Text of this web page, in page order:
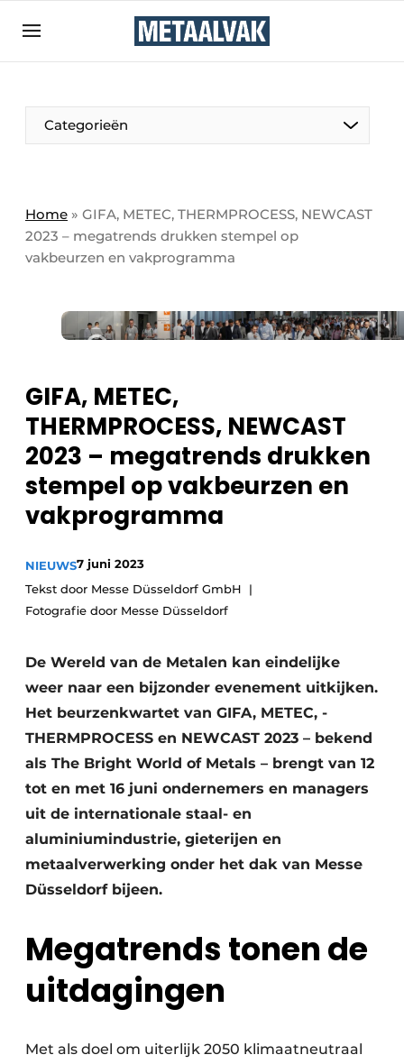
Bedrijven
Contact
Eigen content aanleveren
Evenement aanmelden
Nieuwsbrief
Privacy / Cookie statement
Vacature aanmelden
Vacatures
Video’s
Categorieën
Home » GIFA, METEC, THERMPROCESS, NEWCAST
2023 – megatrends drukken stempel op
vakbeurzen en vakprogramma
GIFA, METEC,
THERMPROCESS, NEWCAST
2023 – megatrends drukken
stempel op vakbeurzen en
vakprogramma
NIEUWS7 juni 2023
Tekst door Messe Düsseldorf GmbH
Fotografie door Messe Düsseldorf
De Wereld van de Metalen kan eindelijke
weer naar een bijzonder evenement uitkijken.
Het beurzenkwartet van GIFA, METEC, ­
THERMPROCESS en NEWCAST 2023 – bekend
als The Bright World of Metals – brengt van 12
tot en met 16 juni ondernemers en ­managers
uit de internationale staal- en
aluminiumindustrie, gieterijen en
metaalverwerking onder het dak van Messe
Düsseldorf bijeen.
Megatrends tonen de
uitdagingen
Met als doel om uiterlijk 2050 klimaatneutraal